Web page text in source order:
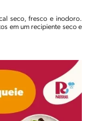
seco, fresco e inodoro.
em um recipiente seco e